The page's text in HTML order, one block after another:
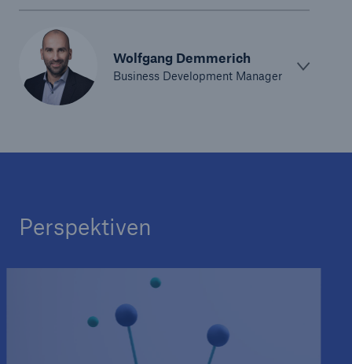
Wolfgang Demmerich
Business Development Manager
Perspektiven